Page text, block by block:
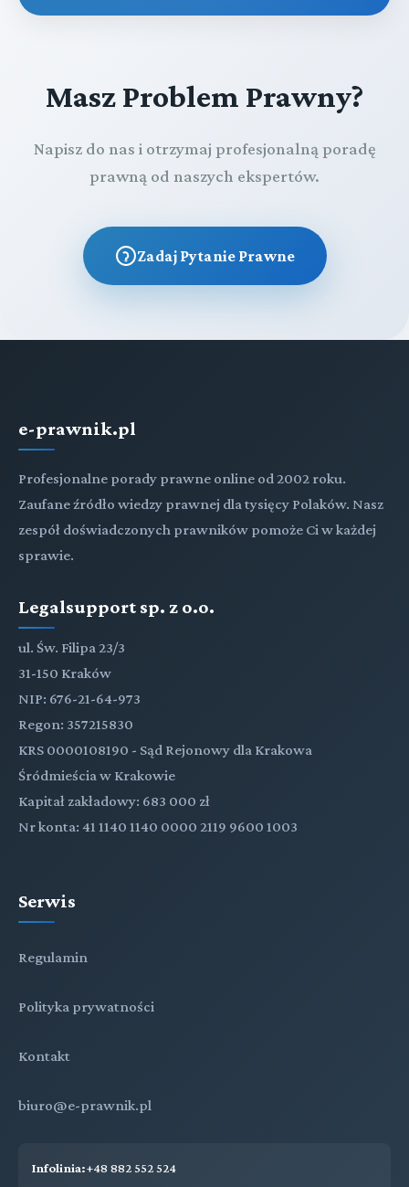
Masz Problem Prawny?
Napisz do nas i otrzymaj profesjonalną poradę
prawną od naszych ekspertów.
Zadaj Pytanie Prawne
e-prawnik.pl
Profesjonalne porady prawne online od 2002 roku.
Zaufane źródło wiedzy prawnej dla tysięcy Polaków. Nasz
zespół doświadczonych prawników pomoże Ci w każdej
sprawie.
Legalsupport sp. z o.o.
ul. Św. Filipa 23/3
31-150 Kraków
NIP: 676-21-64-973
Regon: 357215830
KRS 0000108190 - Sąd Rejonowy dla Krakowa
Śródmieścia w Krakowie
Kapitał zakładowy: 683 000 zł
Nr konta: 41 1140 1140 0000 2119 9600 1003
Serwis
Regulamin
Polityka prywatności
Kontakt
biuro@e-prawnik.pl
Infolinia:+48 882 552 524